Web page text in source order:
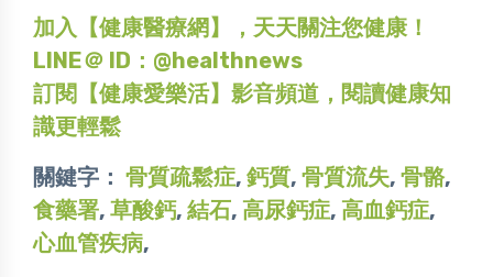
加入【健康醫療網】，天天關注您健康！
LINE＠ ID：@healthnews
訂閱【健康愛樂活】影音頻道，閱讀健康知
識更輕鬆
關鍵字： 骨質疏鬆症, 鈣質, 骨質流失, 骨骼,
食藥署, 草酸鈣, 結石, 高尿鈣症, 高血鈣症,
心血管疾病,